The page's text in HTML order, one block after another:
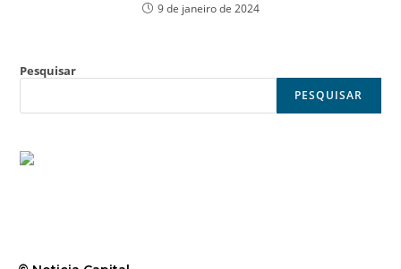
9 de janeiro de 2024
Pesquisar
PESQUISAR